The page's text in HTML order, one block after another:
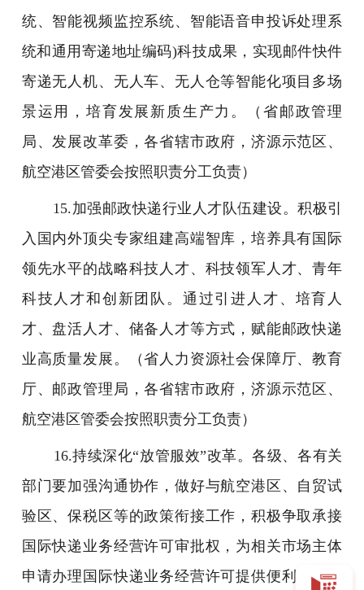
统、智能视频监控系统、智能语音申投诉处理系
统和通用寄递地址编码)科技成果，实现邮件快件
寄递无人机、无人车、无人仓等智能化项目多场
景运用，培育发展新质生产力。（省邮政管理
局、发展改革委，各省辖市政府，济源示范区、
航空港区管委会按照职责分工负责）
15.加强邮政快递行业人才队伍建设。积极引
入国内外顶尖专家组建高端智库，培养具有国际
领先水平的战略科技人才、科技领军人才、青年
科技人才和创新团队。通过引进人才、培育人
才、盘活人才、储备人才等方式，赋能邮政快递
业高质量发展。（省人力资源社会保障厅、教育
厅、邮政管理局，各省辖市政府，济源示范区、
航空港区管委会按照职责分工负责）
16.持续深化“放管服效”改革。各级、各有关
部门要加强沟通协作，做好与航空港区、自贸试
验区、保税区等的政策衔接工作，积极争取承接
国际快递业务经营许可审批权，为相关市场主体
申请办理国际快递业务经营许可提供便利，积极